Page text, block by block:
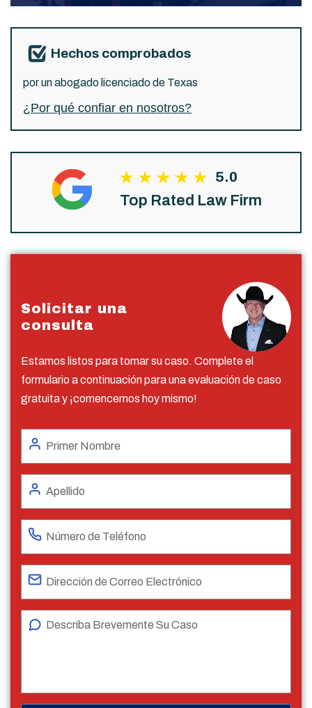
Hechos comprobados
por un abogado licenciado de Texas
¿Por qué confiar en nosotros?
5.0
Top Rated Law Firm
Solicitar una
consulta
Estamos listos para tomar su caso. Complete el
formulario a continuación para una evaluación de caso
gratuita y ¡comencemos hoy mismo!